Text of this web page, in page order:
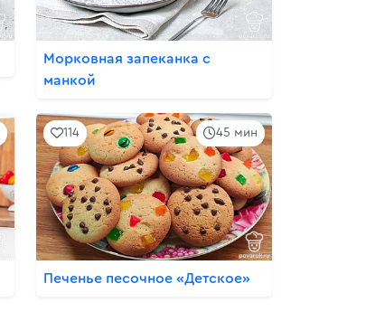
Морковная запеканка с
манкой
45 мин
114
Печенье песочное «Детское»